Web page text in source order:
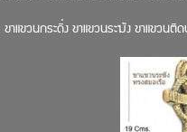
ขาแขวนกระดิ่ง ขาแขวนระฆัง ขาแขวน